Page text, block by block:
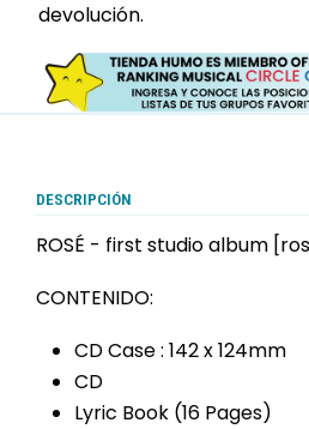
devolución.
DESCRIPCIÓN
ROSÉ - first studio album
CONTENIDO:
CD Case : 142 x 124mm
CD
Lyric Book (16 Pages)